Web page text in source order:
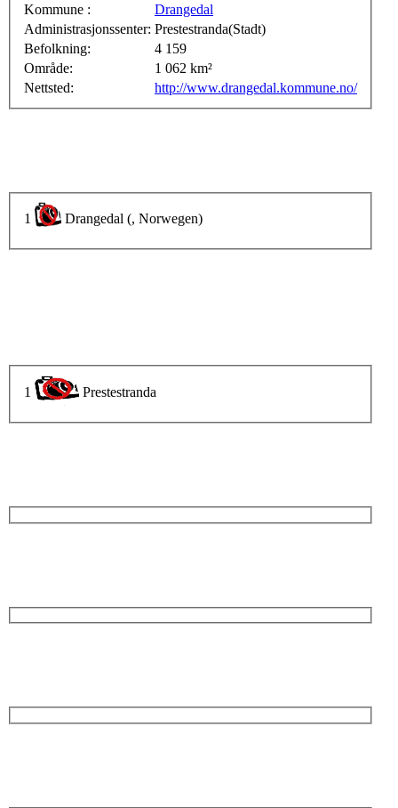
Kommune :
Drangedal
Administrasjonssenter: Prestestranda(Stadt)
Befolkning:
4 159
Område:
1 062 km²
Nettsted:
http://www.drangedal.kommune.no/
1 Drangedal (, Norwegen)
1 Prestestranda